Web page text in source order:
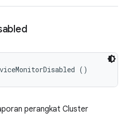
()
perangkat Cluster